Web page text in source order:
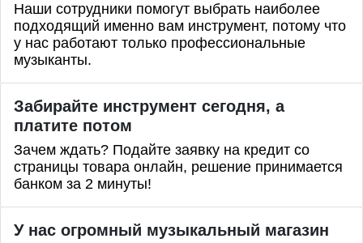
Наши сотрудники помогут выбрать наиболее
подходящий именно вам инструмент, потому что
у нас работают только профессиональные
музыканты.
Забирайте инструмент сегодня, а
платите потом
Зачем ждать? Подайте заявку на кредит со
страницы товара онлайн, решение принимается
банком за 2 минуты!
У нас огромный музыкальный магазин